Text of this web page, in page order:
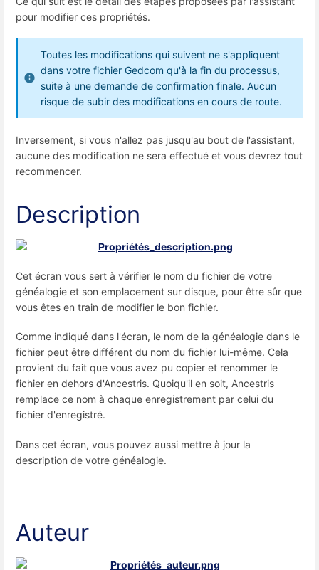
pour modifier ces propriétés.
Toutes les modifications qui suivent ne s'appliquent
dans votre fichier Gedcom qu'à la fin du processus,
suite à une demande de confirmation finale. Aucun
risque de subir des modifications en cours de route.
Inversement, si vous n'allez pas jusqu'au bout de l'assistant,
aucune des modification ne sera effectué et vous devrez tout
recommencer.
Description
Cet écran vous sert à vérifier le nom du fichier de votre
généalogie et son emplacement sur disque, pour être sûr que
vous êtes en train de modifier le bon fichier.
Comme indiqué dans l'écran, le nom de la généalogie dans le
fichier peut être différent du nom du fichier lui-même. Cela
provient du fait que vous avez pu copier et renommer le
fichier en dehors d'Ancestris. Quoiqu'il en soit, Ancestris
remplace ce nom à chaque enregistrement par celui du
fichier d'enregistré.
Dans cet écran, vous pouvez aussi mettre à jour la
description de votre généalogie.
Auteur